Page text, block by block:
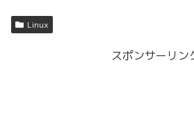
Linux
スポンサーリン